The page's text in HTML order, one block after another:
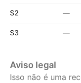
S2 —
S3 —
Aviso legal
Isso não é uma